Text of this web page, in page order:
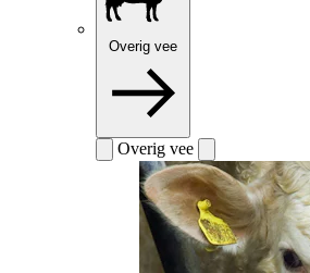
Overig vee
Overig vee